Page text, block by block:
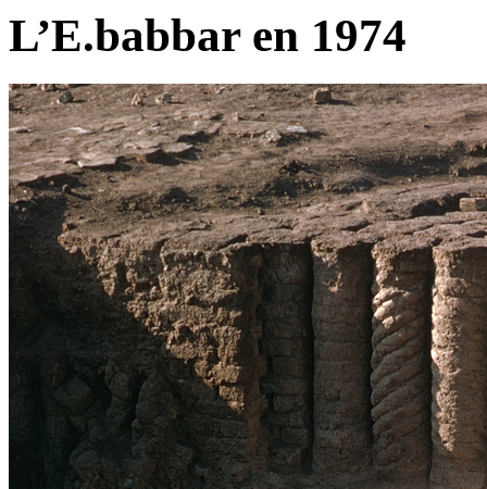
L’E.babbar en 1974